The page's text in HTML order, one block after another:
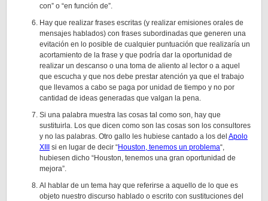
con” o “en función de”.
Hay que realizar frases escritas (y realizar emisiones orales de
mensajes hablados) con frases subordinadas que generen una
evitación en lo posible de cualquier puntuación que realizaría un
acortamiento de la frase y que podría dar la oportunidad de
realizar un descanso o una toma de aliento al lector o a aquel
que escucha y que nos debe prestar atención ya que el trabajo
que llevamos a cabo se paga por unidad de tiempo y no por
cantidad de ideas generadas que valgan la pena.
Si una palabra muestra las cosas tal como son, hay que
sustituirla. Los que dicen como son las cosas son los consultores
y no las palabras. Otro gallo les hubiese cantado a los del Apolo
XIII
si en lugar de decir “Houston, tenemos un problema“,
hubiesen dicho “Houston, tenemos una gran oportunidad de
mejora”.
Al hablar de un tema hay que referirse a aquello de lo que es
objeto nuestro discurso hablado o escrito con sustituciones del